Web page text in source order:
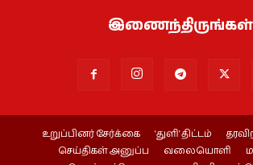
இணைந்திருங்கள்
உறுப்பினர் சேர்க்கை ‘துளி’ திட்டம்
செய்திகள் அனுப்ப
வலையொளி